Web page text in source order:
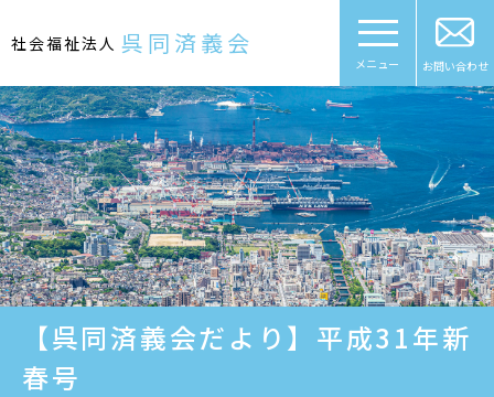
content
社会福祉法人 呉同済義会
メニュー お問い合わせ
【呉同済義会だより】平成31年新
春号